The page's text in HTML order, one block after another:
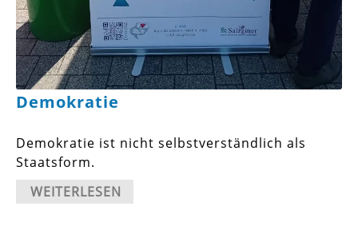
Demokratie
Demokratie ist nicht selbstverständlich als
Staatsform.
WEITERLESEN